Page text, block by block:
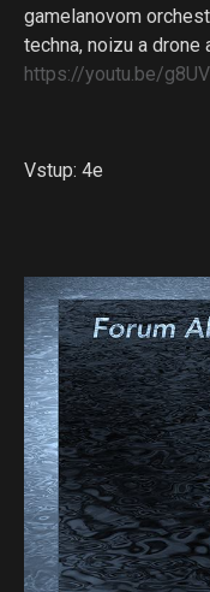
gamelanovom
techna, noizu a drone
https://youtu.be/
Vstup: 4e